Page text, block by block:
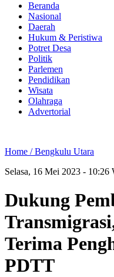
Beranda
Nasional
Daerah
Hukum & Peristiwa
Potret Desa
Politik
Parlemen
Pendidikan
Wisata
Olahraga
Advertorial
Home /Bengkulu Utara
Selasa, 16 Mei 2023 - 10:26
Dukung
Terima
PDTT